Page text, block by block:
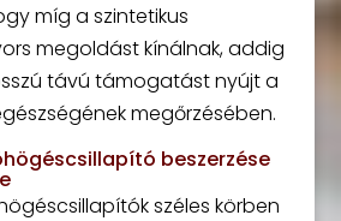
míg a szintetikus
megoldást kínálnak, addig
távú támogatást nyújt a
megőrzésében.
beszerzése
széles körben